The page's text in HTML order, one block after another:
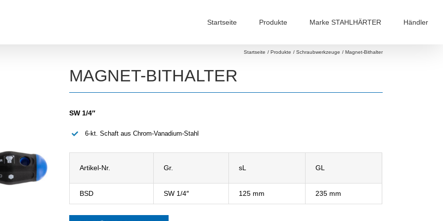
Startseite Produkte Marke STAHLHÄRTER Händler
Startseite Produkte Schraubwerkzeuge Magnet-Bithalter
MAGNET-BITHALTER
SW 1/4″
6-kt. Schaft aus Chrom-Vanadium-Stahl
Artikel-Nr. Gr. sL GL
BSD SW 1/4″ 125 mm 235 mm